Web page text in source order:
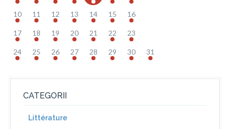
10 11 12 13 14 15 16
17 18 19 20 21 22 23
24 25 26 27 28 29 30 31
CATEGORII
Littérature